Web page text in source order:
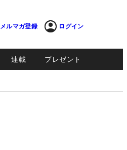
メルマガ登録 ログイン
連載 プレゼント